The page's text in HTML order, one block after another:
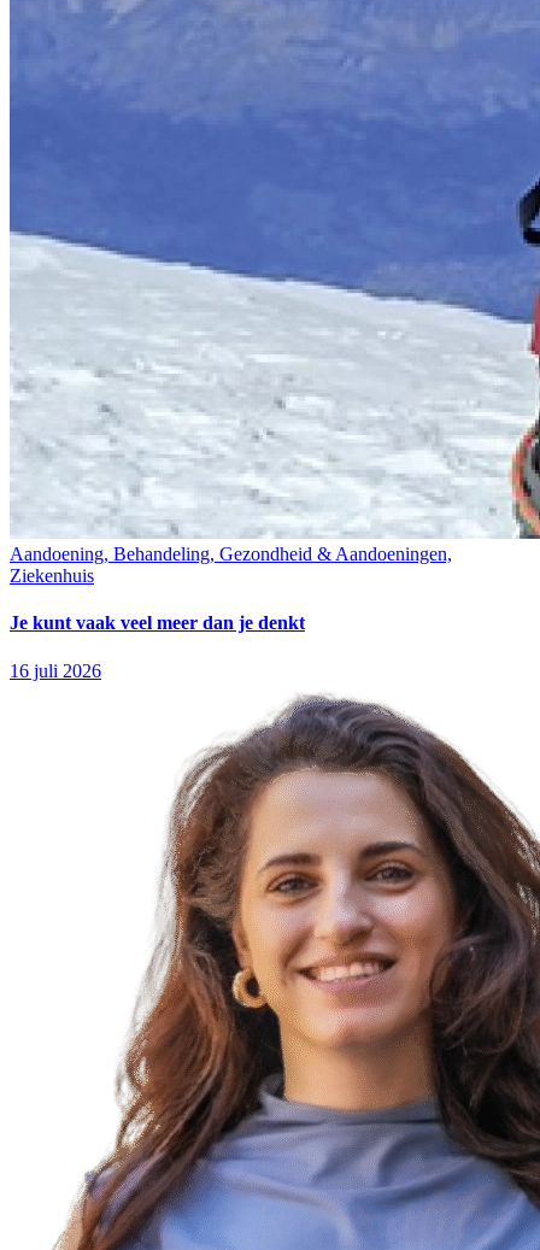
Aandoening, Behandeling, Gezondheid & Aandoeningen,
Ziekenhuis
Je kunt vaak veel meer dan je denkt
16 juli 2026